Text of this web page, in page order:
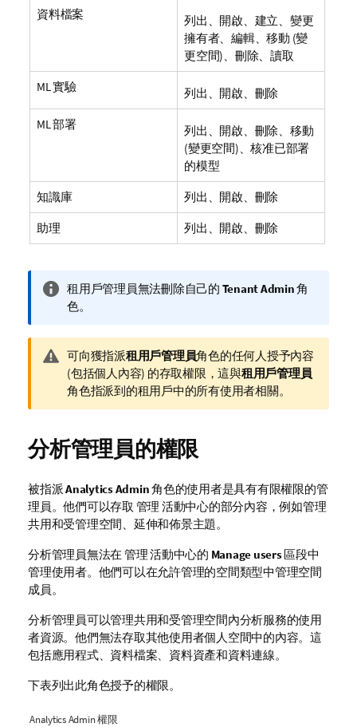
資料檔案
列出、開啟、建立、變更
擁有者、編輯、移動 (變
更空間)、刪除、讀取
ML 實驗 列出、開啟、刪除
ML 部署
列出、開啟、刪除、移動
(變更空間)、核准已部署
的模型
知識庫 列出、開啟、刪除
助理 列出、開啟、刪除
資
訊
註
租用戶管理員無法刪除自己的 Tenant Admin角
色。
警
告
備
註
可向獲指派租用戶管理員角色的任何人授予內容
(包括個人內容) 的存取權限，這與租用戶管理員
角色指派到的租用戶中的所有使用者相關。
分析管理員的權限
被指派Analytics Admin角色的使用者是具有有限權限的管
理員。他們可以存取 管理 活動中心的部分內容，例如管理
共用和受管理空間、延伸和佈景主題。
分析管理員無法在 管理活動中心的 Manage users區段中
管理使用者。他們可以在允許管理的空間類型中管理空間
成員。
分析管理員可以管理共用和受管理空間內分析服務的使用
者資源。他們無法存取其他使用者個人空間中的內容。這
包括應用程式、資料檔案、資料資產和資料連線。
下表列出此角色授予的權限。
Analytics Admin 權限